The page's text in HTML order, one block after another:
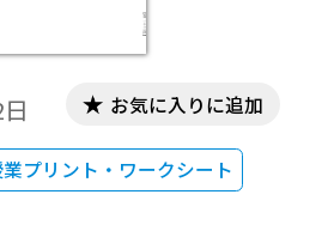
プリント・ワークシート
お気に入りに追加